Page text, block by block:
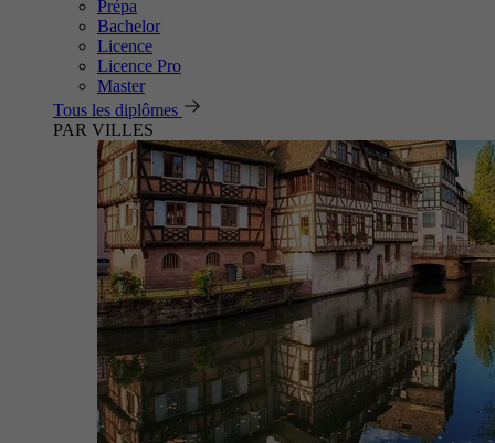
Prépa
Bachelor
Licence
Licence Pro
Master
Tous les diplômes
PAR VILLES